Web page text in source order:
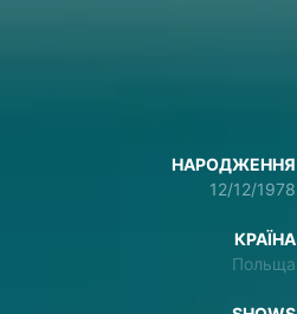
НАРОДЖЕННЯ
12/12/1978
КРАЇНА
Польща